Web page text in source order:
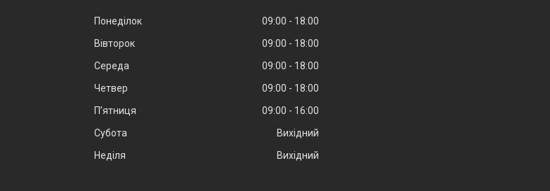
Понеділок 09:00
18:00
Вівторок
09:00
18:00
Середа
09:00
18:00
Четвер
09:00
18:00
Пʼятниця
09:00
16:00
Субота
Вихідний
Неділя
Вихідний